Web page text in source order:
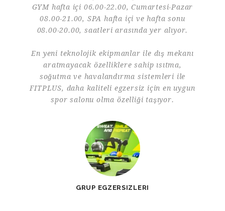
GYM hafta içi 06.00-22.00, Cumartesi-Pazar
08.00-21.00, SPA hafta içi ve hafta sonu
08.00-20.00, saatleri arasında yer alıyor.
En yeni teknolojik ekipmanlar ile dış mekanı
aratmayacak özelliklere sahip ısıtma,
soğutma ve havalandırma sistemleri ile
FITPLUS, daha kaliteli egzersiz için en uygun
spor salonu olma özelliği taşıyor.
GRUP EGZERSIZLERI